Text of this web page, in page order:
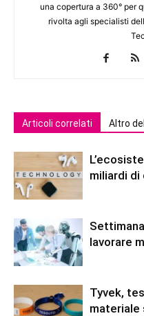
una copertura a 360° per
rivolta agli specialisti
Articoli correlati Altro
miliardi di
lavorare
Tyvek,